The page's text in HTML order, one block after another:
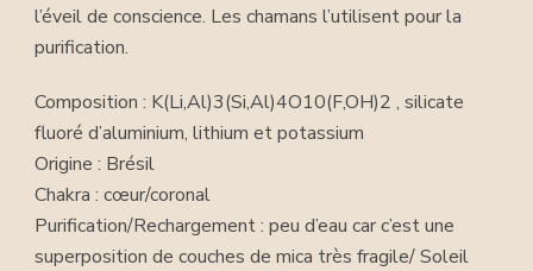
l’éveil de conscience. Les chamans l’utilisent pour la
purification.
Composition : K(Li,Al)3(Si,Al)4O10(F,OH)2 , silicate
fluoré d’aluminium, lithium et potassium
Origine : Brésil
Chakra : cœur/coronal
Purification/Rechargement : peu d’eau car c’est une
superposition de couches de mica très fragile/ Soleil